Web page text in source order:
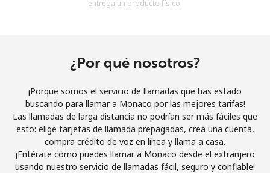
Al abrir una cuenta en este sitio web, estoy de acuerdo con
Únete
¡Hola!
Inicia sesión oREGÍSTRATE →
entrega un producto físico.
¿Por qué nosotros?
¡Porque somos el servicio de llamadas que has estado
buscando para llamar a Monaco por las mejores tarifas!
Las llamadas de larga distancia no podrían ser más fáciles que
esto: elige tarjetas de llamada prepagadas, crea una cuenta,
compra crédito de voz en línea y llama a casa.
¡Entérate cómo puedes llamar a Monaco desde el extranjero
usando nuestro servicio de llamadas fácil, seguro y confiable!